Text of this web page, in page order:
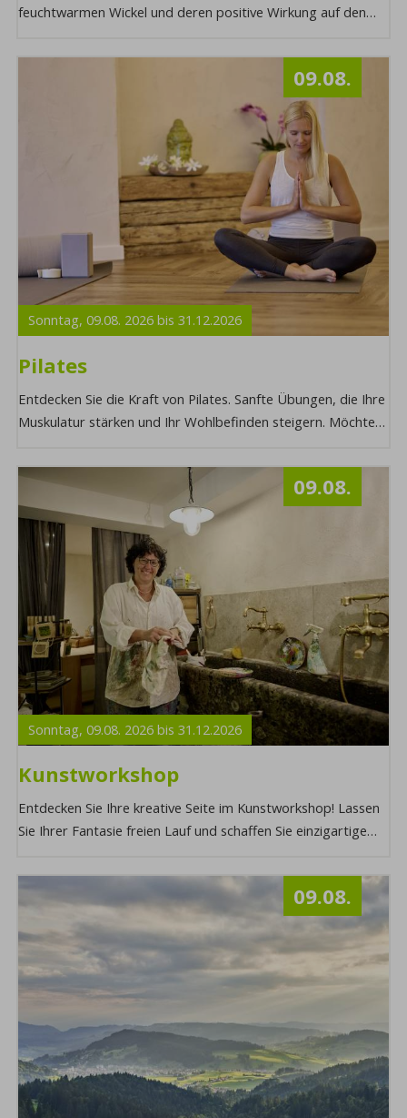
feuchtwarmen Wickel und deren positive Wirkung auf den
Sonntag,09.08. 2026 bis31.12.2026
09.08.
Pilates
Entdecken Sie die Kraft von Pilates. Sanfte Übungen, die Ihre
Muskulatur stärken und Ihr Wohlbefinden steigern. Möchten
Sonntag,09.08. 2026 bis31.12.2026
09.08.
Kunstworkshop
Entdecken Sie Ihre kreative Seite im Kunstworkshop! Lassen
Sie Ihrer Fantasie freien Lauf und schaffen Sie einzigartige
09.08.